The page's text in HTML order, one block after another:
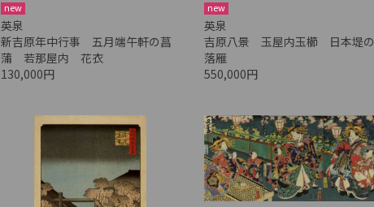
new
英泉
新吉原年中行事 五月端午軒の菖
蒲 若那屋内 花衣
130,000円
new
英泉
吉原八景 玉屋内玉櫛 日本堤の
落雁
550,000円